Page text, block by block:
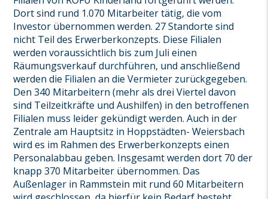
Dort sind rund 1.070 Mitarbeiter tätig, die vom
Investor übernommen werden. 27 Standorte sind
nicht Teil des Erwerberkonzepts. Diese Filialen
werden voraussichtlich bis zum Juli einen
Räumungsverkauf durchführen, und anschließend
werden die Filialen an die Vermieter zurückgegeben.
Den 340 Mitarbeitern (mehr als drei Viertel davon
sind Teilzeitkräfte und Aushilfen) in den betroffenen
Filialen muss leider gekündigt werden. Auch in der
Zentrale am Hauptsitz in Hoppstädten- Weiersbach
wird es im Rahmen des Erwerberkonzepts einen
Personalabbau geben. Insgesamt werden dort 70 der
knapp 370 Mitarbeiter übernommen. Das
Außenlager in Rammstein mit rund 60 Mitarbeitern